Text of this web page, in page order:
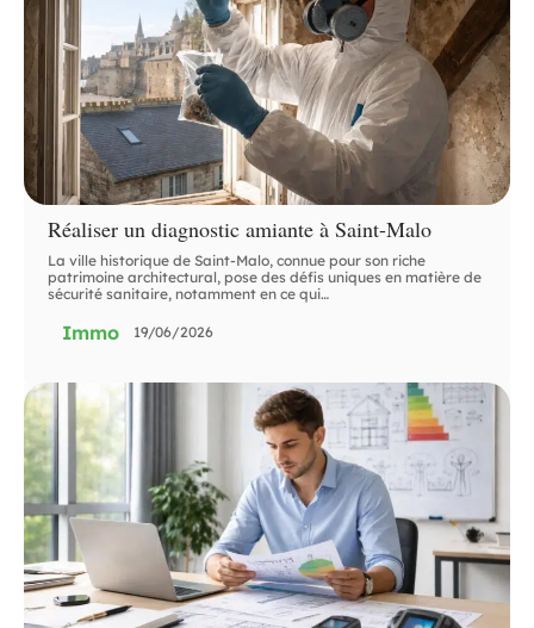
Réaliser un diagnostic amiante à Saint-Malo
La ville historique de Saint-Malo, connue pour son riche
patrimoine architectural, pose des défis uniques en matière de
sécurité sanitaire, notamment en ce qui…
Immo 19/06/2026